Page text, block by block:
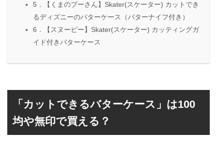
5．【くまのプーさん】Skater(スケーター) カットでき
るディズニーのバターケース（バターナイフ付き）
6．【スヌーピー】Skater(スケーター) カッティングガ
イド付きバターケース
「カットできるバターケース」は100
均や無印で買える？